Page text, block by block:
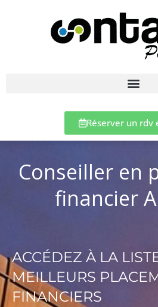
Réserver un rdv
Conseiller en
financier
ACCÉDEZ À LA
MEILLEURS
FINANCIERS